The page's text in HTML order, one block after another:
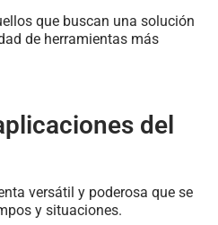
que buscan una solución
de herramientas más
del
versátil y poderosa que se
y situaciones.